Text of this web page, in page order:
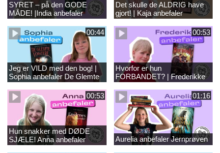
SYRET – på den GODE
MÅDE! |India anbefaler
Skoven
Det skulle de ALDRIG have
gjort! | Kaja anbefaler
Lærerens darling
00:44
Jeg er VILD med den bog! |
Sophia anbefaler De Glemte
Vogtere
00:53
Hvorfor er hun
FORBANDET? | Frederikke
anbefaler Nevermoor
00:53
Hun snakker med DØDE
SJÆLE! Anna anbefaler
Englenes korridor
01:16
Aurelia anbefaler Jernprøven